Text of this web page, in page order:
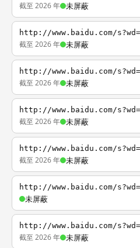
截至 2026 年 未屏蔽
http://www.baidu.com/
截至 2026 年 未屏蔽
http://www.baidu.com/
截至 2026 年 未屏蔽
http://www.baidu.com/
截至 2026 年 未屏蔽
http://www.baidu.com/
截至 2026 年 未屏蔽
http://www.baidu.com/
未屏蔽
http://www.baidu.com/
截至 2026 年 未屏蔽